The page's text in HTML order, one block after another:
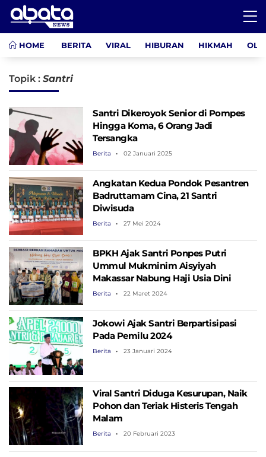
HOME BERITA VIRAL HIBURAN HIKMAH
Topik : Santri
Santri Dikeroyok Senior di Pompes
Hingga Koma, 6 Orang Jadi
Tersangka
Berita 02 Januari 2025
Angkatan Kedua Pondok Pesantren
Badruttamam Cina, 21 Santri
Diwisuda
Berita 27 Mei 2024
BPKH Ajak Santri Ponpes Putri
Ummul Mukminim Aisyiyah
Makassar Nabung Haji Usia Dini
Berita 22 Maret 2024
Jokowi Ajak Santri Berpartisipasi
Pada Pemilu 2024
Berita 23 Januari 2024
Viral Santri Diduga Kesurupan, Naik
Pohon dan Teriak Histeris Tengah
Malam
Berita 20 Februari 2023